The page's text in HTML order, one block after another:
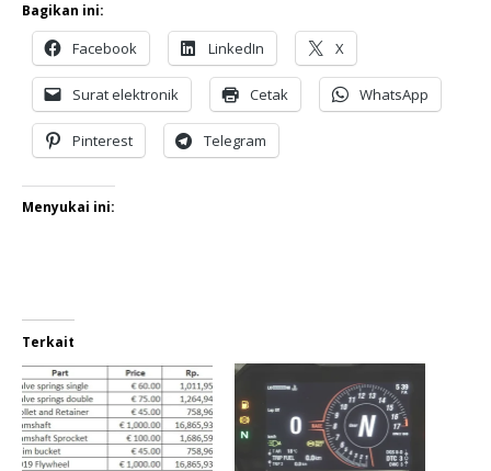
Bagikan ini:
Facebook LinkedIn X
Surat elektronik Cetak WhatsApp
Pinterest Telegram
Menyukai ini:
Terkait